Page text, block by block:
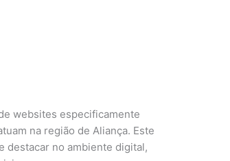
websites especificamente
na região de Aliança. Este
destacar no ambiente digital,